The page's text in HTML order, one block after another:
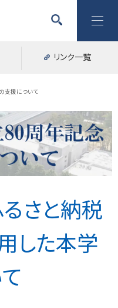
リンク一覧
支援について
さと納税
した本学